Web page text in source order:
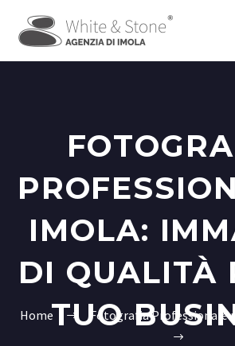
IMOLA:
DI QUALITÀ
TUO
Home Fotografia Professionale